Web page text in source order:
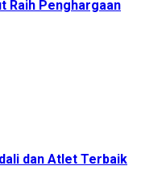
Raih Penghargaan
dan Atlet Terbaik